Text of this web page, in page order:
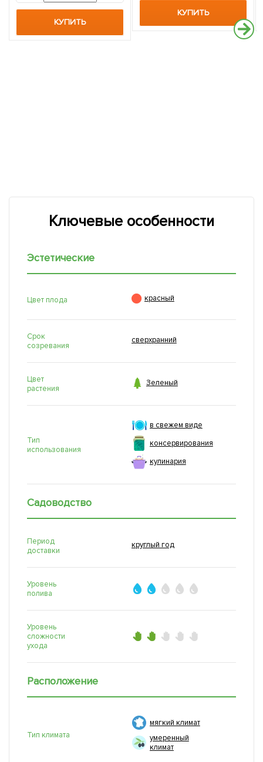
КУПИТЬ
КУПИТЬ
Ключевые особенности
Эстетические
Цвет плода  красный
Срок
созревания
сверхранний
Цвет
растения
 Зеленый
Тип
использования
в свежем виде
консервирования
кулинария
Садоводство
Период
доставки
круглый год
Уровень
полива
Уровень
сложности
ухода
Расположение
Тип климата
мягкий климат
умеренный
климат